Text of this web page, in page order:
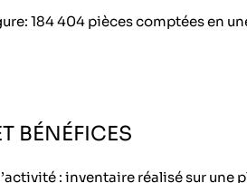
184 404 pièces comptées en
BÉNÉFICES
: inventaire réalisé sur